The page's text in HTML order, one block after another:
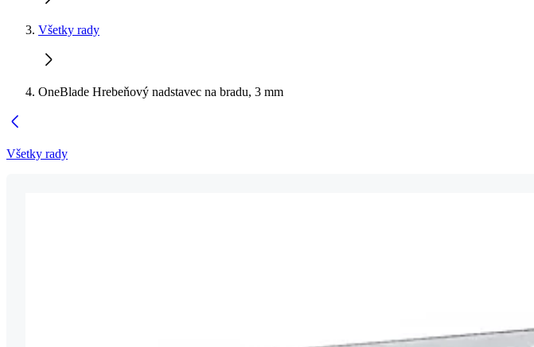
Všetky rady
OneBlade Hrebeňový nadstavec na bradu, 3 mm
Všetky rady